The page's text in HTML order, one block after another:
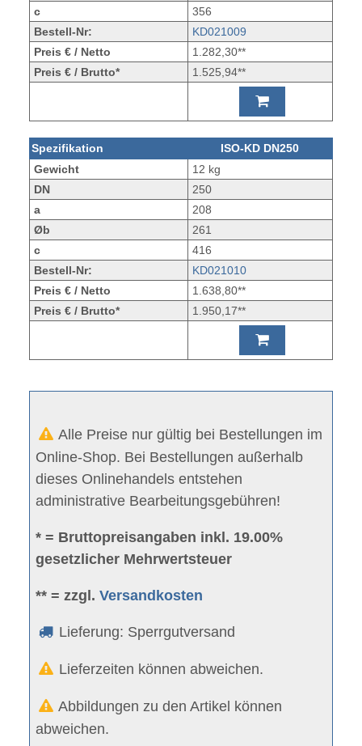
c
356
Bestell-Nr:
KD021009
Preis € / Netto
1.282,30**
Preis € / Brutto*
1.525,94**
Spezifikation
ISO-KD DN250
Gewicht
12 kg
DN
250
a
208
Øb
261
c
416
Bestell-Nr:
KD021010
Preis € / Netto
1.638,80**
Preis € / Brutto*
1.950,17**
Alle Preise nur gültig bei Bestellungen im
Online-Shop. Bei Bestellungen außerhalb
dieses Onlinehandels entstehen
administrative Bearbeitungsgebühren!
* = Bruttopreisangaben inkl. 19.00%
gesetzlicher Mehrwertsteuer
** = zzgl.Versandkosten
Lieferung: Sperrgutversand
Lieferzeiten können abweichen.
Abbildungen zu den Artikel können
abweichen.